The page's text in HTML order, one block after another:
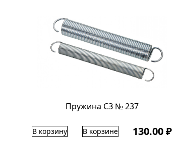
Пружина СЗ № 237
В корзину В корзине 130.00 ₽